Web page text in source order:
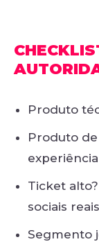
Produto
Produto
Ticket
sociais
Segmento